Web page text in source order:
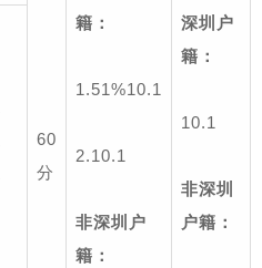
60
分
籍：
1.51%10.1
2.10.1
非深圳户
籍：
深圳户
籍：
10.1
非深圳
户籍：